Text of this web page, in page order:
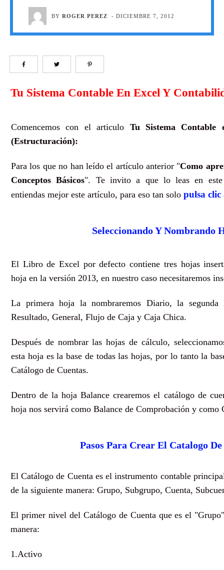
BYROGER PEREZ -DICIEMBRE 7, 2012
Tu Sistema Contable En Excel Y
Comencemos con el articulo Tu Sistema
(Estructuración):
Para los que no han leído el artículo anterior "Como
Conceptos Básicos". Te invito a que lo leas en este
entiendas mejor este artículo, para eso tan solo pulsa clic
Seleccionando Y Nombrando
El Libro de Excel por defecto contiene tres hojas
hoja en la versión 2013, en nuestro caso necesitaremos
La primera hoja la nombraremos Diario, la segunda
Resultado, General, Flujo de Caja y Caja Chica.
Después de nombrar las hojas de cálculo,
esta hoja es la base de todas las hojas, por lo tanto la
Catálogo de Cuentas.
Dentro de la hoja Balance crearemos el catálogo de
hoja nos servirá como Balance de Comprobación y como
Pasos Para Crear El Catalogo
El Catálogo de Cuenta es el instrumento contable
de la siguiente manera: Grupo, Subgrupo, Cuenta,
El primer nivel del Catálogo de Cuenta que es el
manera:
1.Activo